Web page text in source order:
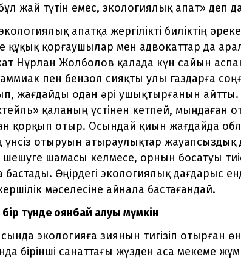
жай түтін емес, экологиялық апат» деп
апатқа жергілікті биліктің
құқық қорғаушылар мен адвокаттар да
Нұрлан Жолболов қалада күн сайын
аммиак пен бензол сияқты улы газдарға
жағдайды одан әрі ушықтырғанын
қаланың үстінен кетпей, мыңдаған
қорқып отыр. Осындай қиын жағдайда
үнсіз отыруын атыраулықтар жауапсыздық
шешуге шамасы келмесе, орнын босатуы
Өңірдегі экологиялық дағдарыс
мәселесіне айнала бастағандай.
түнде оянбай қалуы мүмкін
экологияға зиянын тигізіп отырған
бірінші санаттағы жүзден аса мекеме